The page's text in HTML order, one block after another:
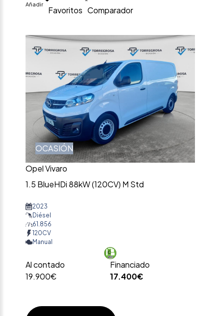
Añadir
Favoritos Comparador
OCASIÓN
Opel Vivaro
1.5 BlueHDi 88kW (120CV) M Std
2023
Diésel
61.856
120CV
Manual
Al contado
19.900€
Financiado
17.400€